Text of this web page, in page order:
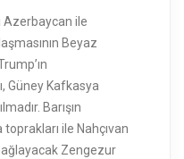
Azerbaycan ile
Beyaz
Güney Kafkasya
Barışın
ile Nahçıvan
Zengezur